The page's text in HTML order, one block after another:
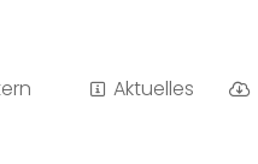
Aktuelles